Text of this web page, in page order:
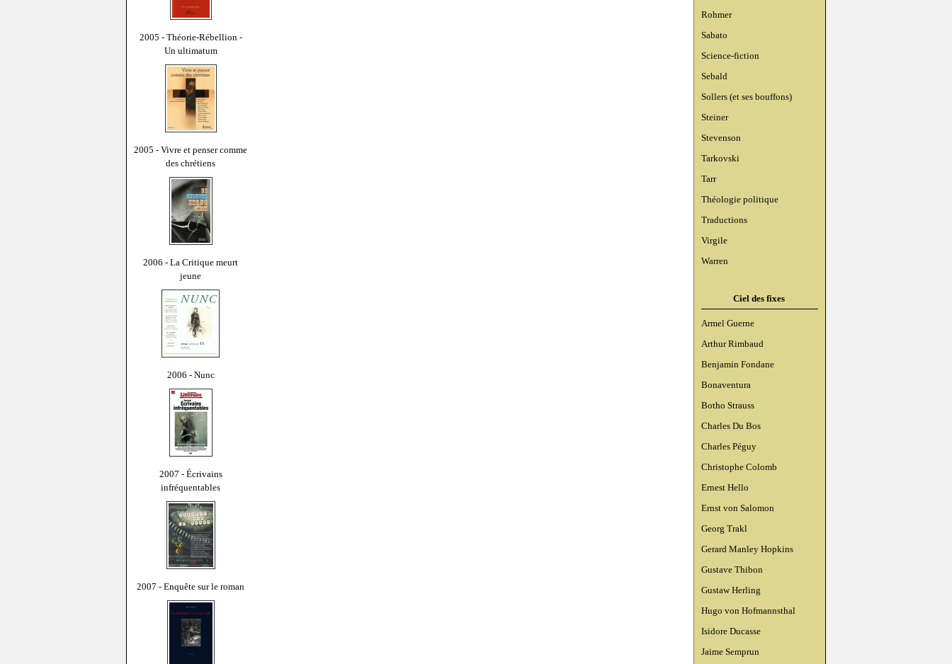
2005 - Théorie-Rébellion -
Un ultimatum
2005 - Vivre et penser comme
des chrétiens
2006 - La Critique meurt
jeune
2006 - Nunc
2007 - Écrivains
infréquentables
2007 - Enquête sur le roman
Rohmer
Sabato
Science-fiction
Sebald
Sollers (et ses bouffons)
Steiner
Stevenson
Tarkovski
Tarr
Théologie politique
Traductions
Virgile
Warren
Ciel des fixes
Armel Guerne
Arthur Rimbaud
Benjamin Fondane
Bonaventura
Botho Strauss
Charles Du Bos
Charles Péguy
Christophe Colomb
Ernest Hello
Ernst von Salomon
Georg Trakl
Gerard Manley Hopkins
Gustave Thibon
Gustaw Herling
Hugo von Hofmannsthal
Isidore Ducasse
Jaime Semprun